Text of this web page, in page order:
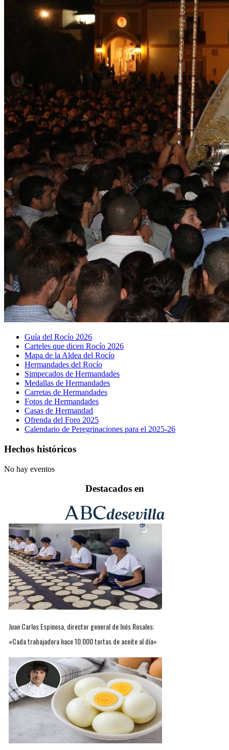
Guía del Rocío 2026
Carteles que dicen Rocío 2026
Mapa de la Aldea del Rocío
Hermandades del Rocío
Simpecados de Hermandades
Medallas de Hermandades
Carretas de Hermandades
Fotos de Hermandades
Casas de Hermandad
Ofrenda del Foro 2025
Calendario de Peregrinaciones para el 2025-26
Hechos históricos
No hay eventos
Destacados en
Juan Carlos Espinosa, director general de Inés Rosales:
«Cada trabajadora hace 10.000 tortas de aceite al día»